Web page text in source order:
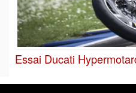
Essai Ducati